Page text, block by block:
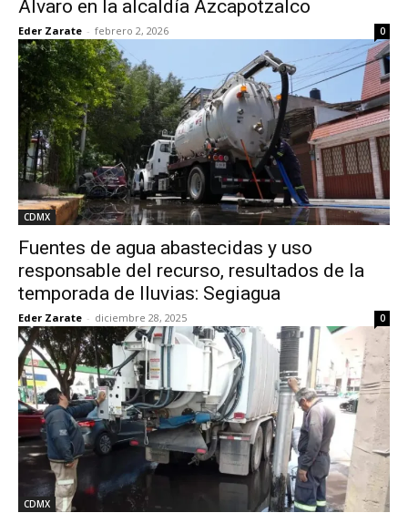
Álvaro en la alcaldía Azcapotzalco
Eder Zarate - febrero 2, 2026 0
CDMX
Fuentes de agua abastecidas y uso
responsable del recurso, resultados de la
temporada de lluvias: Segiagua
Eder Zarate - diciembre 28, 2025 0
CDMX